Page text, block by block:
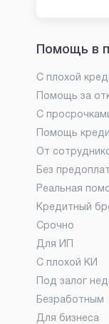
Помощь в
С плохой
Помощь за
С
Помощь
От
Без предоплат
Реальная
Кредитный
Срочно
Для ИП
С плохой КИ
Под залог
Безработным
Для бизнеса